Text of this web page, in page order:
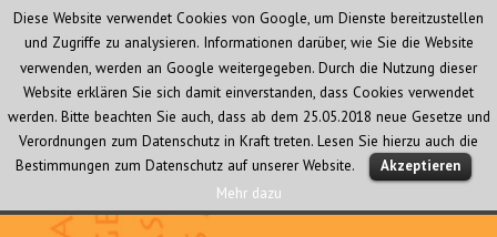
Audio Creativ
MENÜ
UND
Diese Website verwendet Cookies von Google, um Dienste bereitzustellen
und Zugriffe zu analysieren. Informationen darüber, wie Sie die Website
verwenden, werden an Google weitergegeben. Durch die Nutzung dieser
Website erklären Sie sich damit einverstanden, dass Cookies verwendet
werden. Bitte beachten Sie auch, dass ab dem 25.05.2018 neue Gesetze und
Verordnungen zum Datenschutz in Kraft treten. Lesen Sie hierzu auch die
Bestimmungen zum Datenschutz auf unserer Website.
Akzeptieren
Mehr dazu